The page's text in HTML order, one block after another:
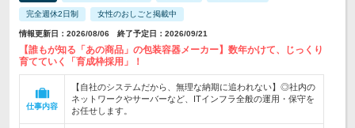
完全週休2日制 女性のおしごと掲載中
情報更新日：2026/08/06 終了予定日：2026/09/21
【誰もが知る「あの商品」の包装容器メーカー】数年かけて、じっくり
育てていく「育成枠採用」！
仕事内容
【自社のシステムだから、無理な納期に追われない】◎社内の
ネットワークやサーバーなど、ITインフラ全般の運用・保守を
お任せします。